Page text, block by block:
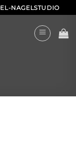
NAGELSTUDIO